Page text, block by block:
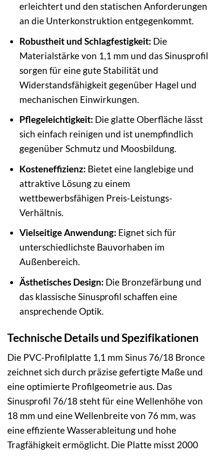
erleichtert und den statischen Anforderungen
an die Unterkonstruktion entgegenkommt.
Robustheit und Schlagfestigkeit: Die
Materialstärke von 1,1 mm und das Sinusprofil
sorgen für eine gute Stabilität und
Widerstandsfähigkeit gegenüber Hagel und
mechanischen Einwirkungen.
Pflegeleichtigkeit: Die glatte Oberfläche lässt
sich einfach reinigen und ist unempfindlich
gegenüber Schmutz und Moosbildung.
Kosteneffizienz: Bietet eine langlebige und
attraktive Lösung zu einem
wettbewerbsfähigen Preis-Leistungs-
Verhältnis.
Vielseitige Anwendung: Eignet sich für
unterschiedlichste Bauvorhaben im
Außenbereich.
Ästhetisches Design: Die Bronzefärbung und
das klassische Sinusprofil schaffen eine
ansprechende Optik.
Technische Details und Spezifikationen
Die PVC-Profilplatte 1,1 mm Sinus 76/18 Bronce
zeichnet sich durch präzise gefertigte Maße und
eine optimierte Profilgeometrie aus. Das
Sinusprofil 76/18 steht für eine Wellenhöhe von
18 mm und eine Wellenbreite von 76 mm, was
eine effiziente Wasserableitung und hohe
Tragfähigkeit ermöglicht. Die Platte misst 2000